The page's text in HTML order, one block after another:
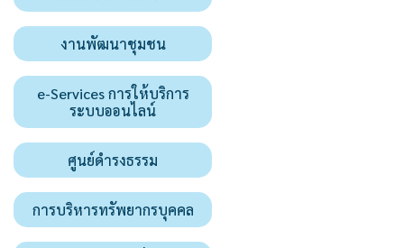
งานพัฒนาชุมชน
e-Services การให้บริการ
ระบบออนไลน์
ศูนย์ดำรงธรรม
การบริหารทรัพยากรบุคคล